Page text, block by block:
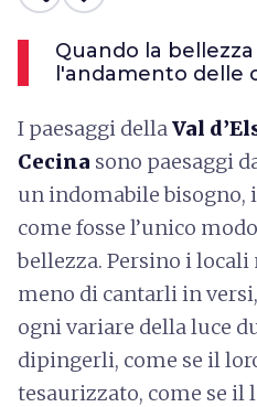
Quando la
l'andamento delle
I paesaggi dellaVal
Cecina sono paesaggi
un indomabile
come fosse l’unico
bellezza. Persino i locali
meno di cantarli in
ogni variare della luce
dipingerli, come se il
tesaurizzato, come se il